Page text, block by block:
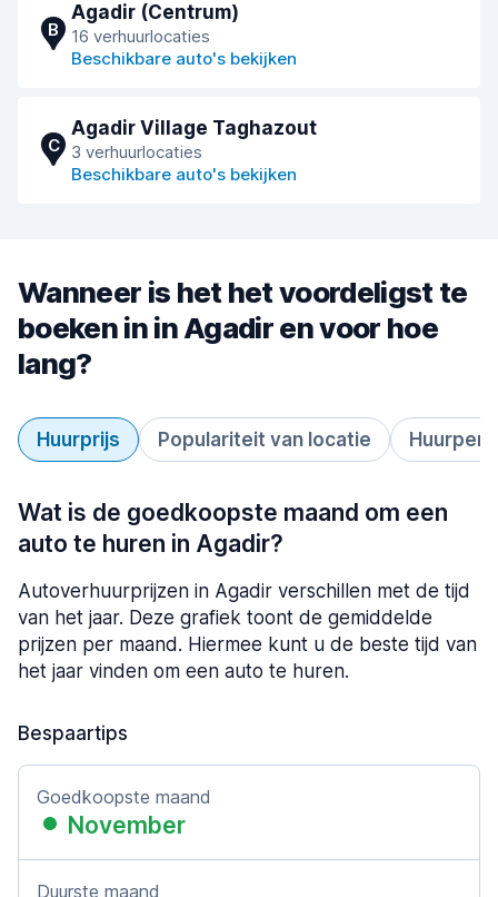
B
Agadir (Centrum)
16 verhuurlocaties
Beschikbare auto's bekijken
C
Agadir Village Taghazout
3 verhuurlocaties
Beschikbare auto's bekijken
Wanneer is het het voordeligst te
boeken in in Agadir en voor hoe
lang?
Huurprijs Populariteit van locatie
Wat is de goedkoopste maand om een
auto te huren in Agadir?
Autoverhuurprijzen in Agadir verschillen met de tijd
van het jaar. Deze grafiek toont de gemiddelde
prijzen per maand. Hiermee kunt u de beste tijd van
het jaar vinden om een auto te huren.
Bespaartips
Goedkoopste maand
November
Duurste maand